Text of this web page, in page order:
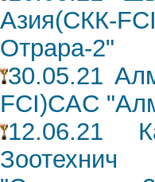
Отрара-2"
30.05.21
FCI)CAC
12.06.21